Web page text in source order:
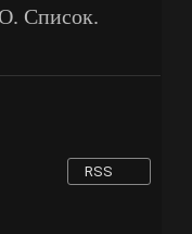
Список.
RSS